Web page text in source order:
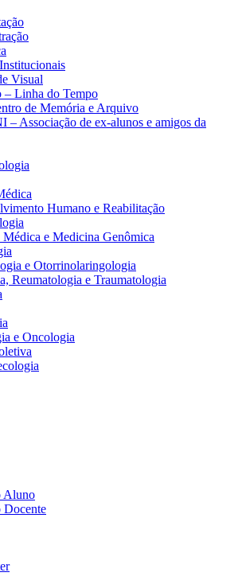
Visual
– Linha do Tempo
de Memória e Arquivo
Associação de ex-alunos e amigos da
Humano e Reabilitação
Médica e Medicina Genômica
e Otorrinolaringologia
Reumatologia e Traumatologia
e Oncologia
Aluno
Docente